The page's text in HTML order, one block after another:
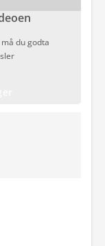
du godta